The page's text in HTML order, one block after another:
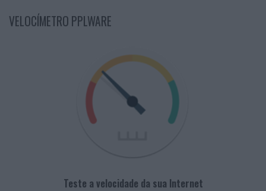
VELOCÍMETRO PPLWARE
Teste a velocidade da sua Internet